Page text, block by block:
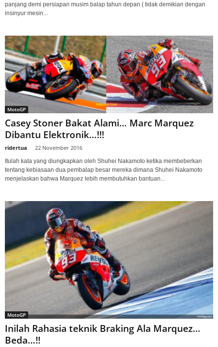
panjang demi persiapan musim balap tahun depan ( tidak demikian dengan
insinyur mesin...
MotoGP
Casey Stoner Bakat Alami… Marc Marquez
Dibantu Elektronik…!!!
ridertua 22 November 2016
Itulah kata yang diungkapkan oleh Shuhei Nakamoto ketika membeberkan
tentang kebiasaan dua pembalap besar mereka dimana Shuhei Nakamoto
menjelaskan bahwa Marquez lebih membutuhkan bantuan...
MotoGP
Inilah Rahasia teknik Braking Ala Marquez…
Beda…!!